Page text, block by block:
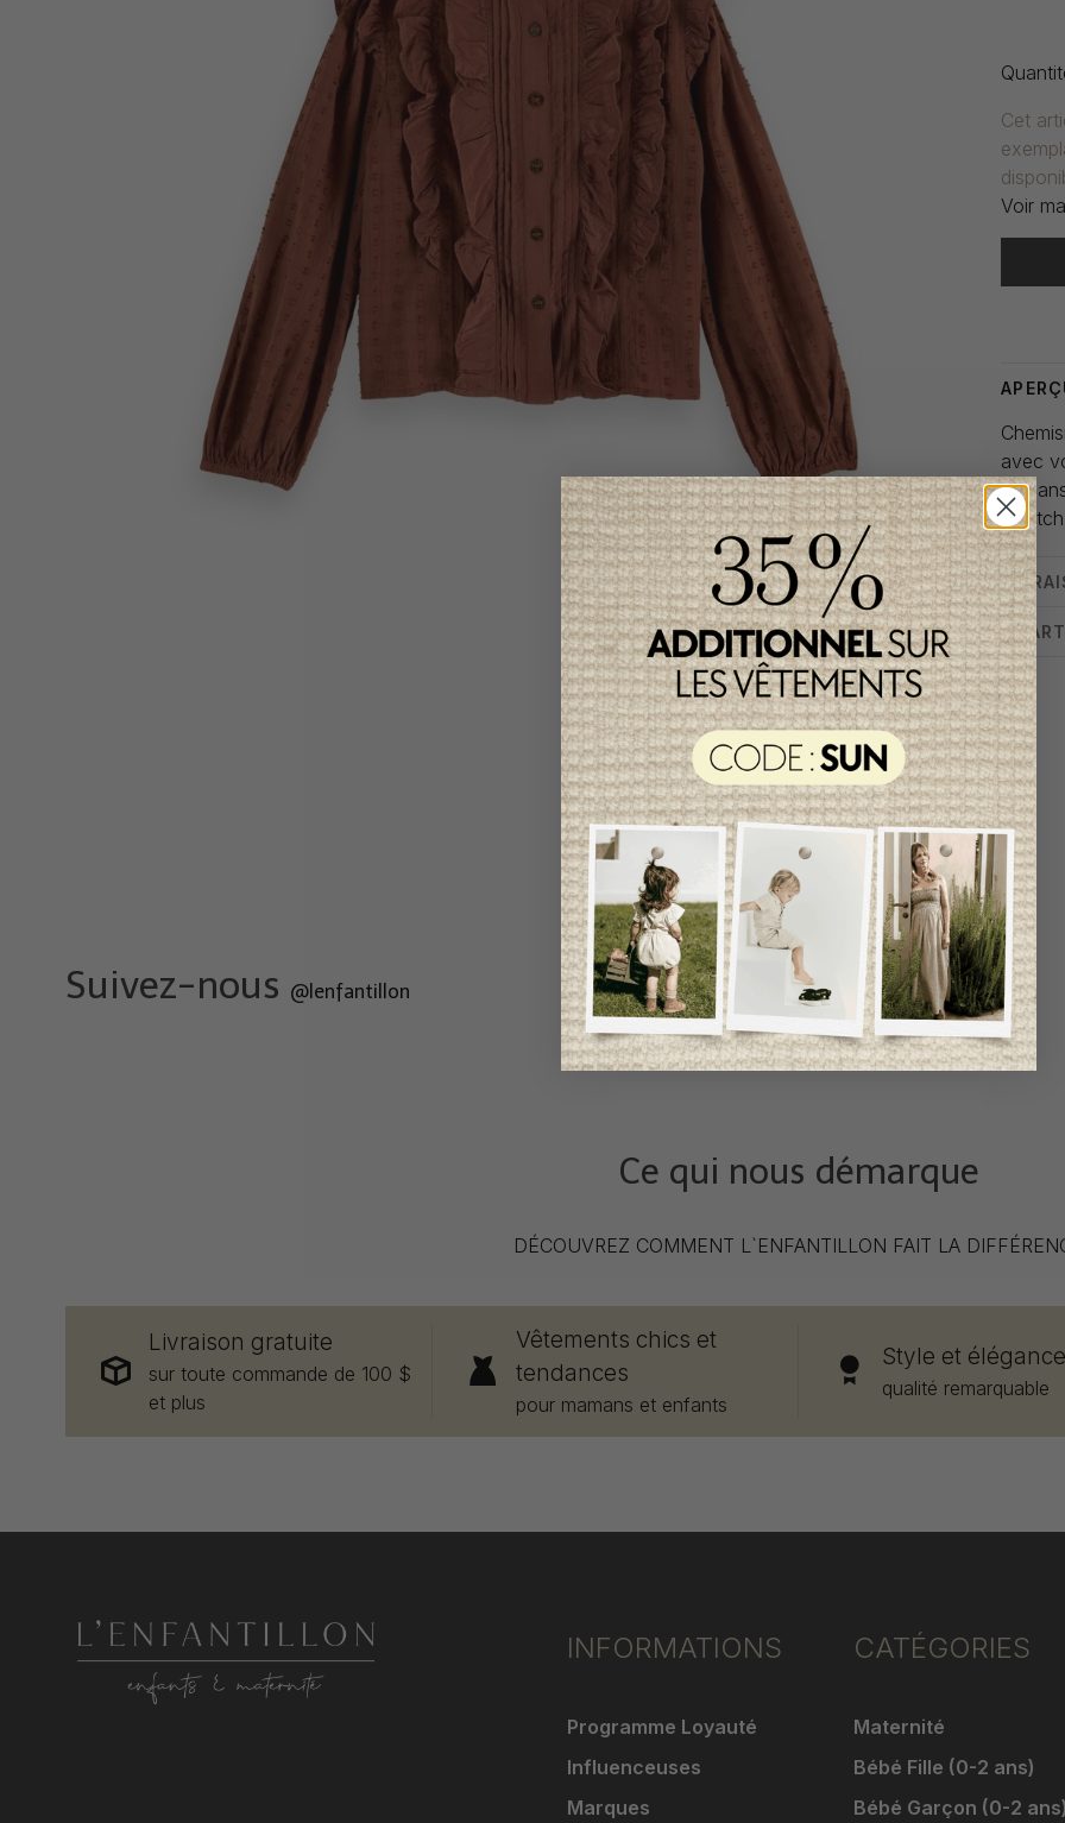
Cet
Voir
avec
7-8
Suivez-nous @lenfantillon
Ce qui nous démarque
DÉCOUVREZ COMMENT L`ENFANTILLON FAIT LA
Livraison gratuite
sur toute commande de 100 $
et plus
Vêtements chics et
tendances
pour mamans et enfants
Style et élégance
qualité remarquable
INFORMATIONS
Programme Loyauté
Influenceuses
Marques
CATÉGORIES
Maternité
Bébé Fille (0-2 ans)
Bébé Garçon (0-2